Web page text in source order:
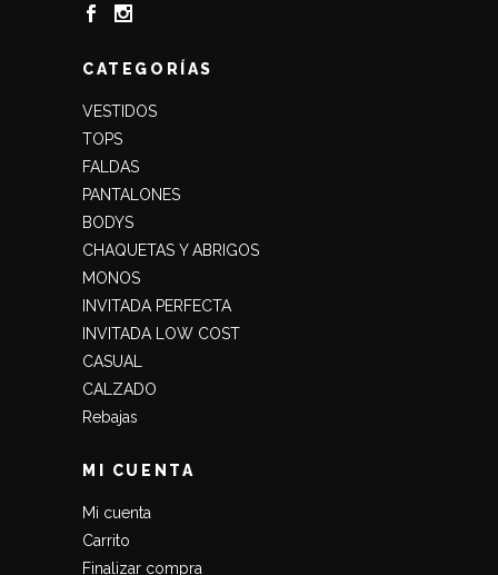
CATEGORÍAS
VESTIDOS
TOPS
FALDAS
PANTALONES
BODYS
CHAQUETAS Y ABRIGOS
MONOS
INVITADA PERFECTA
INVITADA LOW COST
CASUAL
CALZADO
Rebajas
MI CUENTA
Mi cuenta
Carrito
Finalizar compra